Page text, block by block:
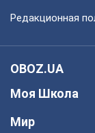
Редакционная
OBOZ.UA
Моя Школа
Мир